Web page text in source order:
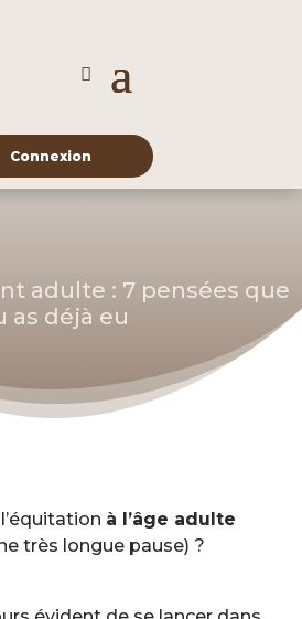
Connexion
adulte : 7 pensées que
as déjà eu
à l’âge adulte
très longue pause) ?